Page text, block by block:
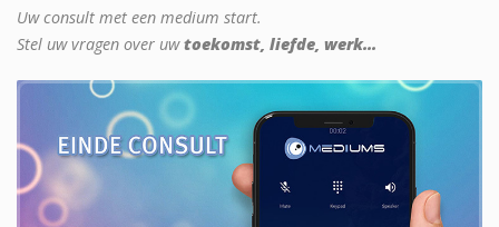
Uw consult met een medium start.
Stel uw vragen over uwtoekomst, liefde, werk...